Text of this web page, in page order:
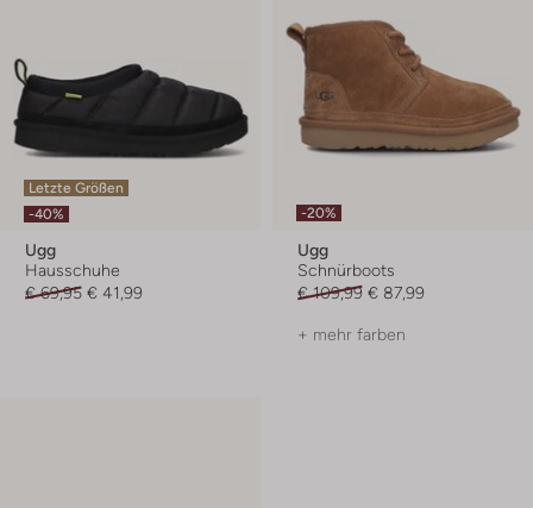
Letzte Größen
-40%
Ugg
Hausschuhe
€ 69,95 € 41,99
-20%
Ugg
Schnürboots
€ 109,99 € 87,99
+ mehr farben